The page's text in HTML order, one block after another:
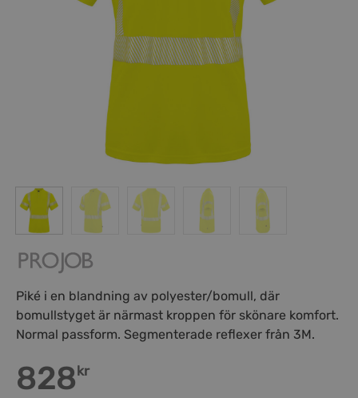
Piké i en blandning av polyester/bomull, där
bomullstyget är närmast kroppen för skönare komfort.
Normal passform. Segmenterade reflexer från 3M.
828kr